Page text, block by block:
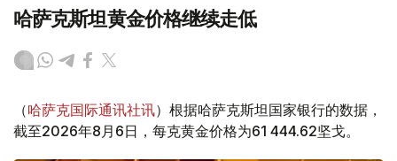
哈萨克斯坦黄金价格继续走低
（哈萨克国际通讯社讯）根据哈萨克斯坦国家银行的数据，
截至2026年8月6日，每克黄金价格为61 444.62坚戈。